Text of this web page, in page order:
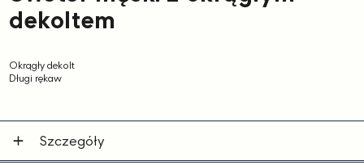
dekoltem
Okrągły dekolt
Długi rękaw
Szczegóły